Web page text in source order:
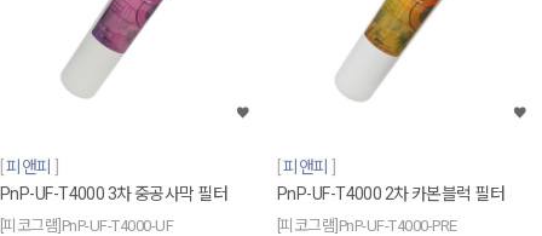
피앤피
PnP-UF-T4000 3차 중공사막 필터
[피코그램]PnP-UF-T4000-UF
피앤피
PnP-UF-T4000 2차 카본블럭 필터
[피코그램]PnP-UF-T4000-PRE